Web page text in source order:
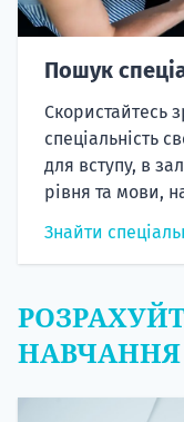
Пошук
Скористайтесь
спеціальність
для вступу, в
рівня та мови,
Знайти
НАВЧАННЯ